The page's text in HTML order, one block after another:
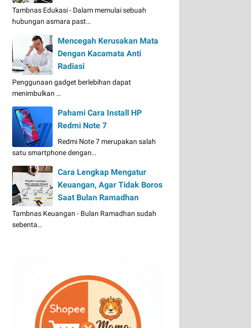
Tambnas Edukasi - Dalam memulai sebuah
hubungan asmara past…
Mencegah Kerusakan Mata
Dengan Kacamata Anti
Radiasi
Penggunaan gadget berlebihan dapat
menimbulkan …
Pahami Cara Install HP
Redmi Note 7
Redmi Note 7 merupakan salah
satu smartphone dengan…
Cara Lengkap Mengatur
Keuangan, Agar Tidak Boros
Saat Bulan Ramadhan
Tambnas Keuangan - Bulan Ramadhan sudah
sebenta…